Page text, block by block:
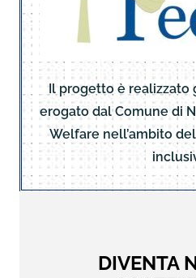
Il progetto è realizzato
erogato dal Comune di
Welfare nell’ambito
DIVENTA